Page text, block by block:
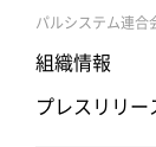
パルシステム連合
組織情報
プレスリリー